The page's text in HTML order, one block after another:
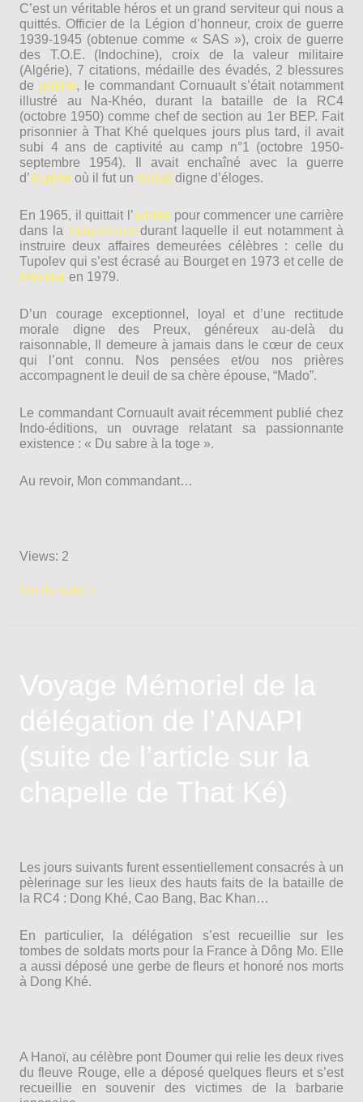
C’est un véritable héros et un grand serviteur qui nous a
quittés. Officier de la Légion d’honneur, croix de guerre
1939-1945 (obtenue comme « SAS »), croix de guerre
des T.O.E. (Indochine), croix de la valeur militaire
(Algérie), 7 citations, médaille des évadés, 2 blessures
de guerre‬, le commandant Cornuault s’était notamment
illustré au Na-Khéo, durant la bataille de la RC4
(octobre 1950) comme chef de section au 1er BEP. Fait
prisonnier à That Khé quelques jours plus tard, il avait
subi 4 ans de captivité au camp n°1 (octobre 1950-
septembre 1954). Il avait enchaîné avec la guerre
d’Algérie‬ où il fut un soldat‬digne d’éloges.
En 1965, il quittait l’armée‬ pour commencer une carrière
dans la magistrature‬durant laquelle il eut notamment à
instruire deux affaires demeurées célèbres : celle du
Tupolev qui s’est écrasé au Bourget en 1973 et celle de
Mesrine‬ en 1979.
D’un courage exceptionnel, loyal et d’une rectitude
morale digne des Preux, généreux au-delà du
raisonnable, Il demeure à jamais dans le cœur de ceux
qui l’ont connu. Nos pensées et/ou nos prières
accompagnent le deuil de sa chère épouse, “Mado”.
Le commandant Cornuault avait récemment publié chez
Indo-éditions, un ouvrage relatant sa passionnante
existence : « Du sabre à la toge ».
Au revoir, Mon commandant…
Views: 2
Décès
Lire la suite »
Voyage Mémoriel de la
délégation de l’ANAPI
(suite de l’article sur la
chapelle de That Ké)
Les jours suivants furent essentiellement consacrés à un
pèlerinage sur les lieux des hauts faits de la bataille de
la RC4 : Dong Khé, Cao Bang, Bac Khan…
En particulier, la délégation s’est recueillie sur les
tombes de soldats morts pour la France à Dông Mo. Elle
a aussi déposé une gerbe de fleurs et honoré nos morts
à Dong Khé.
A Hanoï, au célèbre pont Doumer qui relie les deux rives
du fleuve Rouge, elle a déposé quelques fleurs et s’est
recueillie en souvenir des victimes de la barbarie